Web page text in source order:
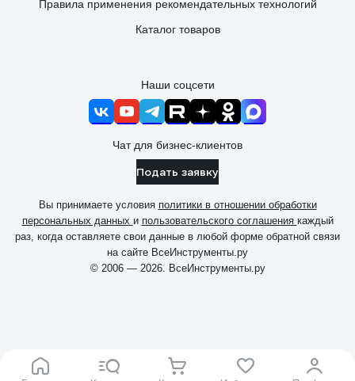
Правила применения рекомендательных технологий
Каталог товаров
Наши соцсети
Чат для бизнес-клиентов
Подать заявку
Вы принимаете условия политики в отношении обработки
персональных данных и пользовательского соглашения каждый
раз, когда оставляете свои данные в любой форме обратной связи
на сайте ВсеИнструменты.ру
© 2006 — 2026. ВсеИнструменты.ру